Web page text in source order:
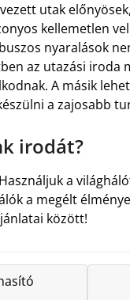
utak
kellemetlen
nyaralások
az utazási
A másik
a zajosabb
irodát?
a
a megélt
között!